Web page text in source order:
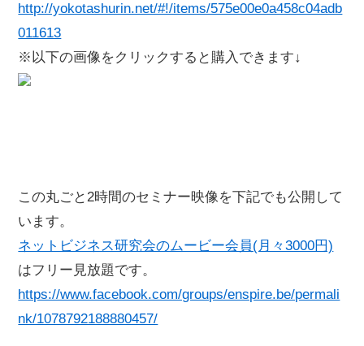
http://yokotashurin.net/#!/items/575e00e0a458c04adb
011613
※以下の画像をクリックすると購入できます↓
この丸ごと2時間のセミナー映像を下記でも公開して
います。
ネットビジネス研究会のムービー会員(月々3000円)
はフリー見放題です。
https://www.facebook.com/groups/enspire.be/permali
nk/1078792188880457/